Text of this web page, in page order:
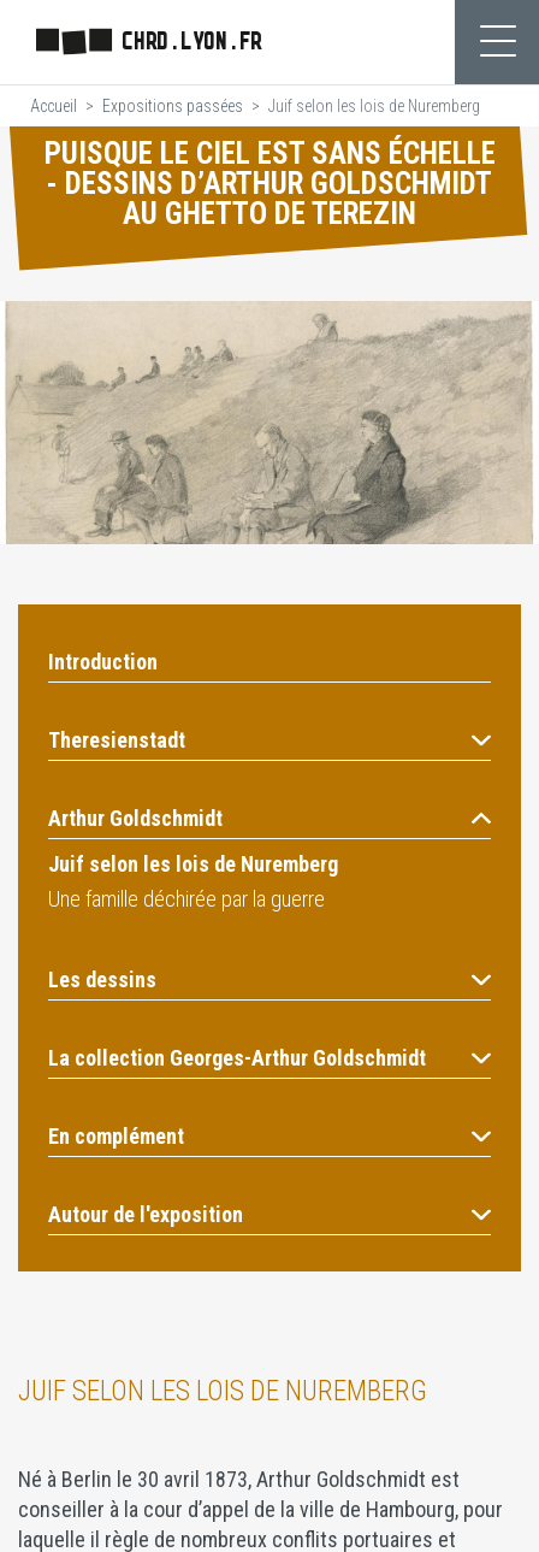
contenu
principal
CHRD.LYON.FR
Accueil Expositions passées Juif selon les lois de Nuremberg
PUISQUE LE CIEL EST SANS ÉCHELLE
- DESSINS D’ARTHUR GOLDSCHMIDT
AU GHETTO DE TEREZIN
Introduction
Theresienstadt
Arthur Goldschmidt
Juif selon les lois de Nuremberg
Une famille déchirée par la guerre
Les dessins
La collection Georges-Arthur Goldschmidt
En complément
Autour de l'exposition
JUIF SELON LES LOIS DE NUREMBERG
Né à Berlin le 30 avril 1873, Arthur Goldschmidt est
conseiller à la cour d’appel de la ville de Hambourg, pour
laquelle il règle de nombreux conflits portuaires et